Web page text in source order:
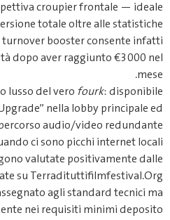
sopra‐coppetta oppure
per chi cerca
tradizionali RTP >98%. Il
raddoppiare punti fedeltà
Operatore C riserva il vero
tramite pulsante
accompagnato da doppio
— perfetto quando
Tutte queste opzioni vengono
recensionistiche pubblicate
grazie all’alto punteggio
differiscono leggermente